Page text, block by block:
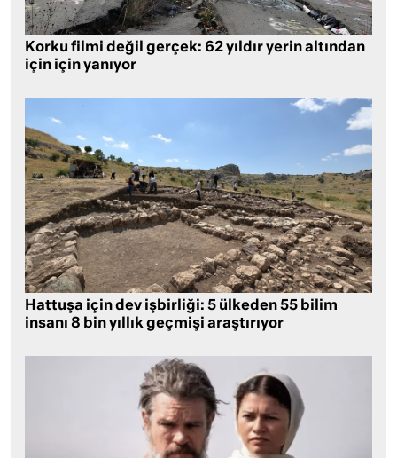
Korku filmi değil gerçek: 62 yıldır yerin altından
için için yanıyor
Hattuşa için dev işbirliği: 5 ülkeden 55 bilim
insanı 8 bin yıllık geçmişi araştırıyor